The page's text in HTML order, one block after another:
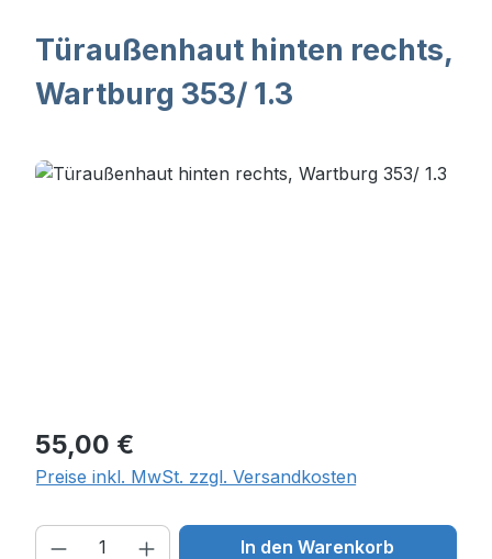
Türaußenhaut hinten rechts,
Wartburg 353/ 1.3
Bildergalerie überspringen
Regulärer Preis:
55,00 €
Preise inkl. MwSt. zzgl. Versandkosten
Produkt Anzahl: Gib den
In den Warenkorb